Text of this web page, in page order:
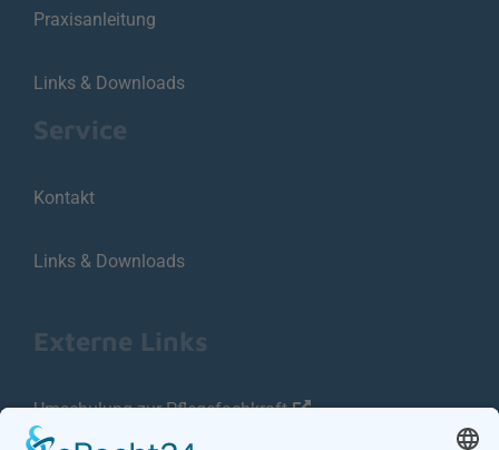
Praxisanleitung
Links & Downloads
Service
Kontakt
Links & Downloads
Externe Links
Umschulung zur Pflegefachkraft